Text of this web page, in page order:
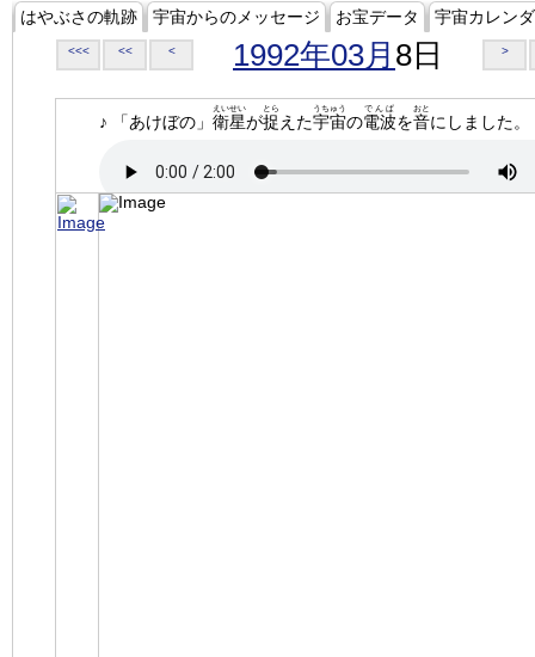
はやぶさの軌跡 宇宙からのメッセージ お宝データ 宇宙カレン
<<< << < 1992年03月 8日 >
♪ 「あけぼの」 衛星
えいせい
が捉
とら
えた宇宙
うちゅう
の電波
でんぱ
を音
おと
にしました。